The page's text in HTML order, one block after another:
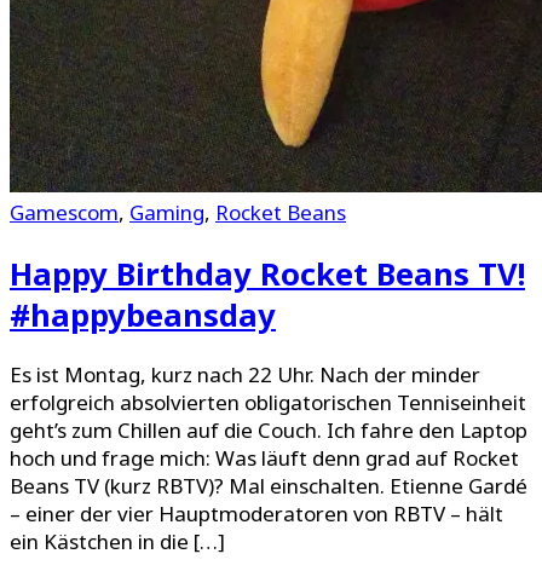
Gamescom, Gaming, Rocket Beans
Happy Birthday Rocket Beans TV!
#happybeansday
Es ist Montag, kurz nach 22 Uhr. Nach der minder
erfolgreich absolvierten obligatorischen Tenniseinheit
geht’s zum Chillen auf die Couch. Ich fahre den Laptop
hoch und frage mich: Was läuft denn grad auf Rocket
Beans TV (kurz RBTV)? Mal einschalten. Etienne Gardé
– einer der vier Hauptmoderatoren von RBTV – hält
ein Kästchen in die […]